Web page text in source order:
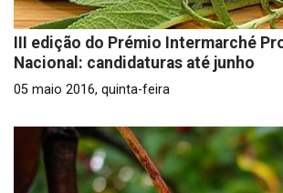
III edição do Prémio Intermarché
Nacional: candidaturas até junho
05 maio 2016, quinta-feira